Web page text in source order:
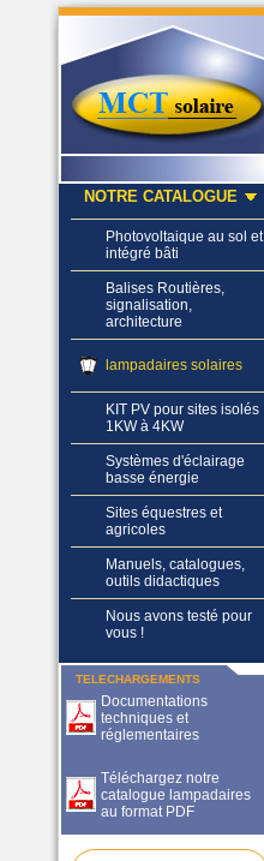
NOTRE CATALOGUE
Photovoltaique au sol et
intégré bâti
Balises Routières,
signalisation,
architecture
lampadaires solaires
KIT PV pour sites isolés
1KW à 4KW
Systèmes d'éclairage
basse énergie
Sites équestres et
agricoles
Manuels, catalogues,
outils didactiques
Nous avons testé pour
vous !
TELECHARGEMENTS
Documentations
techniques et
réglementaires
Téléchargez notre
catalogue lampadaires
au format PDF